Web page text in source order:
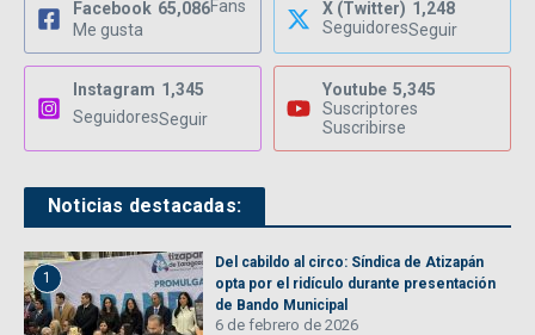
Facebook 65,086Fans
Me gusta
X (Twitter) 1,248
SeguidoresSeguir
Instagram 1,345
SeguidoresSeguir
Youtube 5,345
Suscriptores
Suscribirse
Noticias destacadas:
1
Del cabildo al circo: Síndica de Atizapán
opta por el ridículo durante presentación
de Bando Municipal
6 de febrero de 2026